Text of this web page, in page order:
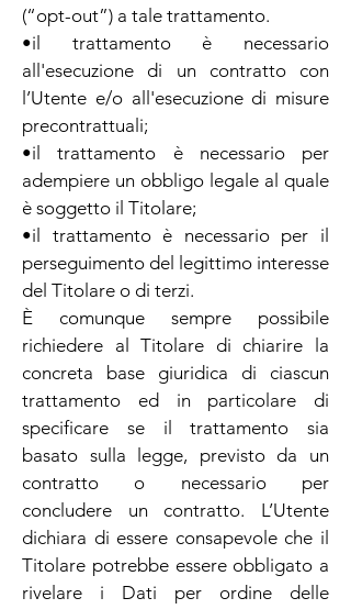
(“opt-out”) a tale trattamento.
•il trattamento è necessario
all'esecuzione di un contratto con
l’Utente e/o all'esecuzione di misure
precontrattuali;
•il trattamento è necessario per
adempiere un obbligo legale al quale
è soggetto il Titolare;
•il trattamento è necessario per il
perseguimento del legittimo interesse
del Titolare o di terzi.
È comunque sempre possibile
richiedere al Titolare di chiarire la
concreta base giuridica di ciascun
trattamento ed in particolare di
specificare se il trattamento sia
basato sulla legge, previsto da un
contratto o necessario per
concludere un contratto. L’Utente
dichiara di essere consapevole che il
Titolare potrebbe essere obbligato a
rivelare i Dati per ordine delle